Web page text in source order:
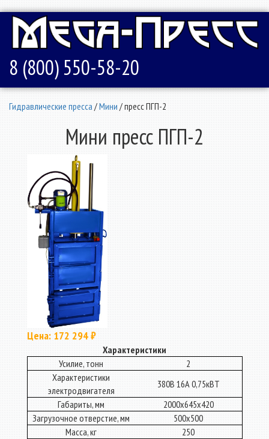
8 (800) 550-58-20
Гидравлические пресса /Мини / пресс ПГП-2
Мини пресс ПГП-2
Цена: 172 294 ₽
Характеристики
Усилие, тонн
2
Характеристики
электродвигателя
380В 16А 0,75кВТ
Габариты, мм
2000х645х420
Загрузочное отверстие, мм
500х500
Масса, кг
250